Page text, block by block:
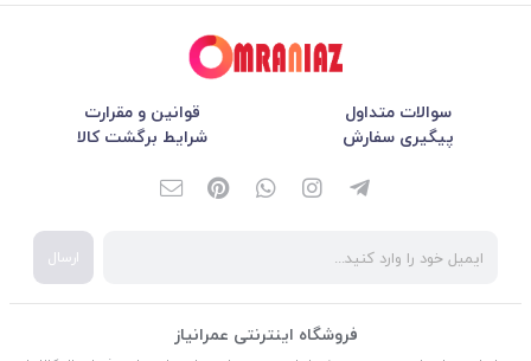
سوالات متداول
قوانین و مقرارت
پیگیری سفارش
شرایط برگشت کالا
ارسال
فروشگاه اینترنتی عمرانیاز